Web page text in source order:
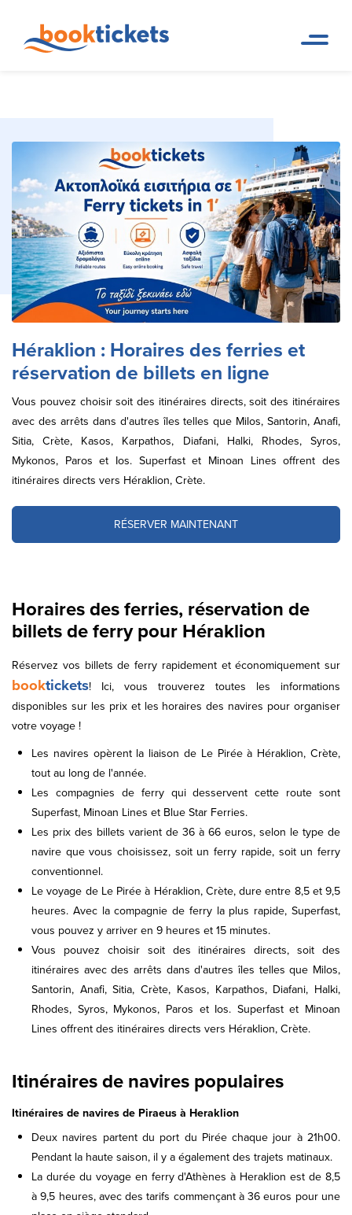
Destinations billets en ligne
Héraklion : Horaires des ferries et
réservation de billets en ligne
Vous pouvez choisir soit des itinéraires directs, soit des itinéraires
avec des arrêts dans d'autres îles telles que Milos, Santorin, Anafi,
Sitia, Crète, Kasos, Karpathos, Diafani, Halki, Rhodes, Syros,
Mykonos, Paros et Ios. Superfast et Minoan Lines offrent des
itinéraires directs vers Héraklion, Crète.
RÉSERVER MAINTENANT
Horaires des ferries, réservation de
billets de ferry pour Héraklion
Réservez vos billets de ferry rapidement et économiquement sur
booktickets! Ici, vous trouverez toutes les informations
disponibles sur les prix et les horaires des navires pour organiser
votre voyage !
Les navires opèrent la liaison de Le Pirée à Héraklion, Crète,
tout au long de l'année.
Les compagnies de ferry qui desservent cette route sont
Superfast, Minoan Lines et Blue Star Ferries.
Les prix des billets varient de 36 à 66 euros, selon le type de
navire que vous choisissez, soit un ferry rapide, soit un ferry
conventionnel.
Le voyage de Le Pirée à Héraklion, Crète, dure entre 8,5 et 9,5
heures. Avec la compagnie de ferry la plus rapide, Superfast,
vous pouvez y arriver en 9 heures et 15 minutes.
Vous pouvez choisir soit des itinéraires directs, soit des
itinéraires avec des arrêts dans d'autres îles telles que Milos,
Santorin, Anafi, Sitia, Crète, Kasos, Karpathos, Diafani, Halki,
Rhodes, Syros, Mykonos, Paros et Ios. Superfast et Minoan
Lines offrent des itinéraires directs vers Héraklion, Crète.
Itinéraires de navires populaires
Itinéraires de navires de Piraeus à Heraklion
Deux navires partent du port du Pirée chaque jour à 21h00.
Pendant la haute saison, il y a également des trajets matinaux.
La durée du voyage en ferry d'Athènes à Heraklion est de 8,5
à 9,5 heures, avec des tarifs commençant à 36 euros pour une